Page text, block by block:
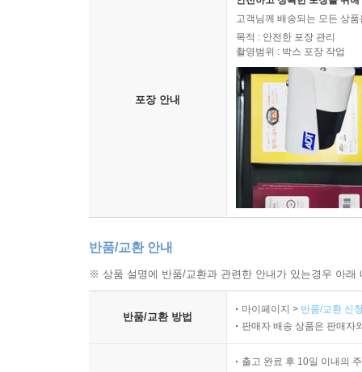
포장 안내
고객님께 배송되는 모든 상
목적 : 안전한 포장 관리
촬영범위 : 박스 포장 작업
반품/교환 안내
※ 상품 설명에 반품/교환과 관련한 안내가 있는경우 아
반품/교환 방법
마이페이지 > 반품/교환 신
판매자 배송 상품은 판매자
출고 완료 후 10일 이내의